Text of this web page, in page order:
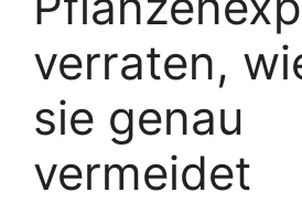
verraten,
sie genau
vermeidet